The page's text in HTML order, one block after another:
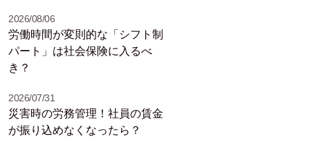
2026/08/06
労働時間が変則的な「シフト制
パート」は社会保険に入るべ
き？
2026/07/31
災害時の労務管理！社員の賃金
が振り込めなくなったら？